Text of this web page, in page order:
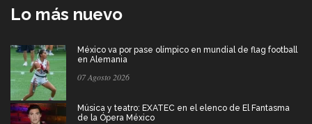
Lo más nuevo
México va por pase olímpico en mundial de flag football
en Alemania
07 Agosto 2026
Música y teatro: EXATEC en el elenco de El Fantasma
de la Ópera México